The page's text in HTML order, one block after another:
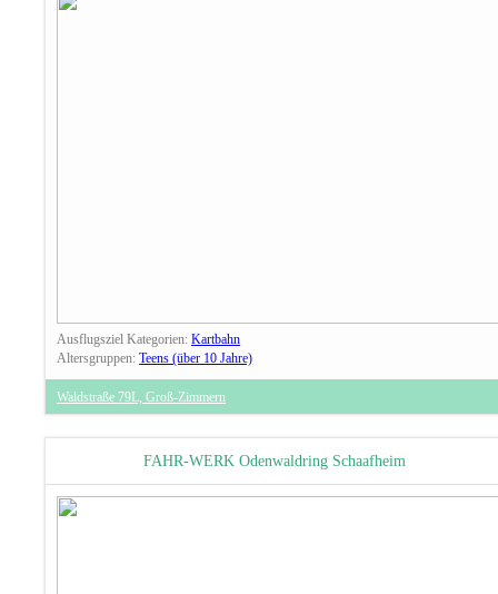
Ausflugsziel Kategorien:Kartbahn
Altersgruppen:Teens (über 10 Jahre)
Waldstraße 79L, Groß-Zimmern
FAHR-WERK Odenwaldring Schaafheim